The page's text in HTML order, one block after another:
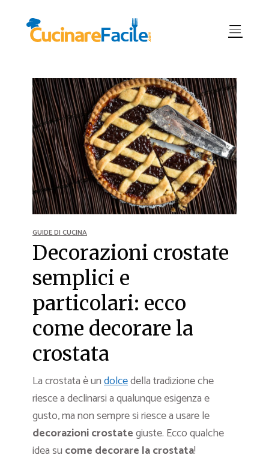
GUIDE DI CUCINA
Decorazioni crostate
semplici e
particolari: ecco
come decorare la
crostata
La crostata è undolcedella tradizione che
riesce a declinarsi a qualunque esigenza e
gusto, ma non sempre si riesce a usare le
decorazioni crostategiuste. Ecco qualche
idea su come decorare la crostata!